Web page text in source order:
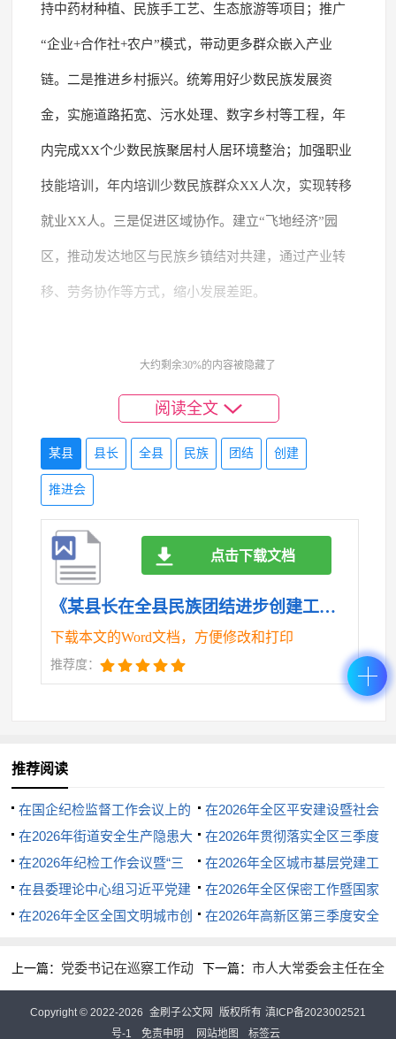
持中药材种植、民族手工艺、生态旅游等项目；推广
“企业+合作社+农户”模式，带动更多群众嵌入产业
链。二是推进乡村振兴。统筹用好少数民族发展资
金，实施道路拓宽、污水处理、数字乡村等工程，年
内完成XX个少数民族聚居村人居环境整治；加强职业
技能培训，年内培训少数民族群众XX人次，实现转移
就业XX人。三是促进区域协作。建立“飞地经济”园
区，推动发达地区与民族乡镇结对共建，通过产业转
移、劳务协作等方式，缩小发展差距。
点、城市社区规划建设“民族之家”，提供政策咨询、
就业帮扶等服务；开展“结对子”“手拉手”活动，促进各
族群众共居共学共事共乐。二是搭建交流平台。举办
“民族团结杯”体育赛事、青少年夏令营等活动，创造
各族群众跨区域流动机会；支持企业招聘时向少数民
治保障。将民族政策法规纳入“八五”普法内容，依法
保障各族群众合法权益；严厉打击利用民族宗教问题
建工作取得实效
民族团结进步创建是一项系统工程，必须强化组
织保障、机制保障、作风保障，以钉钉子精神推动各
项工作从“纸面”落到“地面”。
（一）加强组织领导，压实“责任链”。各级党委
手”工程，建立健全“党委统一领导、党政齐抓共管、
大约剩余30%的内容被隐藏了
阅读全文
某县 县长 全县 民族 团结 创建
推进会
《某县长在全县民族团结进步创建工作推进会上的讲话.doc》
下载本文的Word文档，方便修改和打印
推荐度：
点击下载文档
推荐阅读
在国企纪检监督工作会议上的
讲话
在2026年全区平安建设暨社会
治理工作会议上的讲话
在2026年街道安全生产隐患大
排查大整治大培训大提升工作部
署会上的讲话
在2026年贯彻落实全区三季度
重点工作推进会上的讲话
在2026年纪检工作会议暨“三
化”建设推进会上的讲话
在2026年全区城市基层党建工
作推进会议上的讲话
在县委理论中心组习近平党建
思想专题研讨学习会上的发言材
在2026年全区保密工作暨国家
安全教育推进会上的讲话
在2026年全区全国文明城市创
在2026年高新区第三季度安全
上一篇： 党委书记在巡察工作动
下一篇： 市人大常委会主任在全
暨业务培训会上的讲话
Copyright © 2022-2026 金刷子公文网 版权所有 滇ICP备2023002521
号-1
免责申明 网站地图 标签云